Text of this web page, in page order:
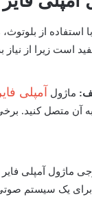
با استفاده از
است زیرا از
: ماژول آمپلی
ماژول آمپلی